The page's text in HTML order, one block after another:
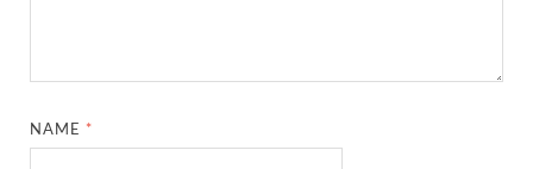
NAME *